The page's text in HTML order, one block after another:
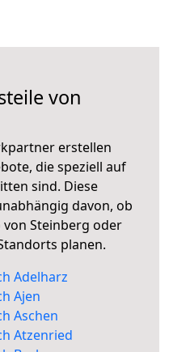
von
erstellen
die speziell auf
sind. Diese
davon, ob
Steinberg oder
planen.
Adelharz
Ajen
Aschen
Atzenried